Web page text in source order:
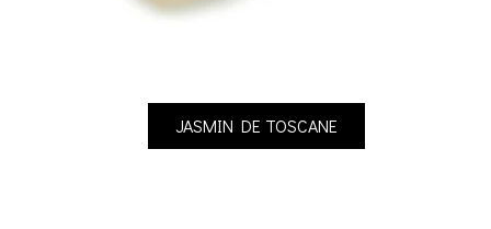
JASMIN DE TOSCANE